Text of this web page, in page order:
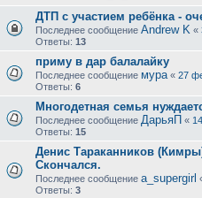
ДТП с участием ребёнка -
Последнее сообщение Andrew K «
Ответы: 13
приму в дар балалайку
Последнее сообщение мура « 27
Ответы: 6
Многодетная семья
Последнее сообщение ДарьяП «
Ответы: 15
Денис Тараканников
Скончался.
Последнее сообщение a_supergirl
Ответы: 3